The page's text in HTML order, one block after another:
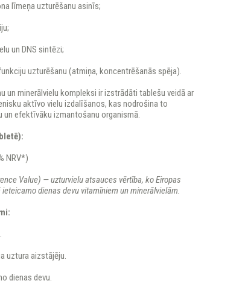
līmeņa uzturēšanu asinīs;
un DNS sintēzi;
uzturēšanu (atmiņa, koncentrēšanās spēja).
un minerālvielu kompleksi ir izstrādāti tablešu veidā ar
aktīvo vielu izdalīšanos, kas nodrošina to
un efektīvāku izmantošanu organismā.
NRV*)
Value) — uzturvielu atsauces vērtība, ko Eiropas
dienas devu vitamīniem un minerālvielām.
uztura aizstājēju.
dienas devu.